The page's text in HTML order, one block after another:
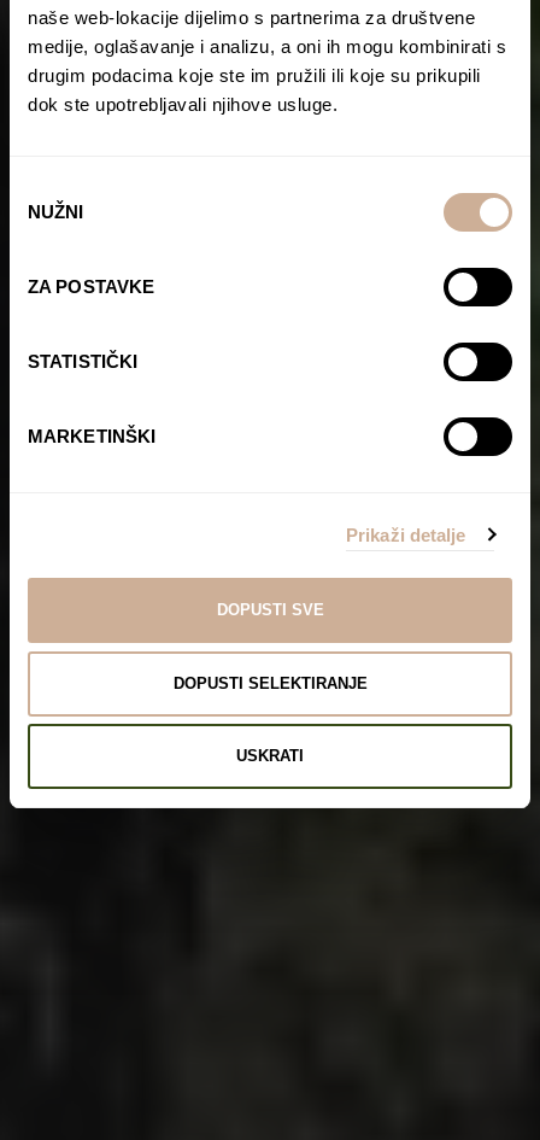
naše web-lokacije dijelimo s partnerima za društvene
medije, oglašavanje i analizu, a oni ih mogu kombinirati s
drugim podacima koje ste im pružili ili koje su prikupili
dok ste upotrebljavali njihove usluge.
pristanka
NUŽNI
ZA POSTAVKE
STATISTIČKI
MARKETINŠKI
Prikaži detalje
DOPUSTI SVE
DOPUSTI SELEKTIRANJE
USKRATI